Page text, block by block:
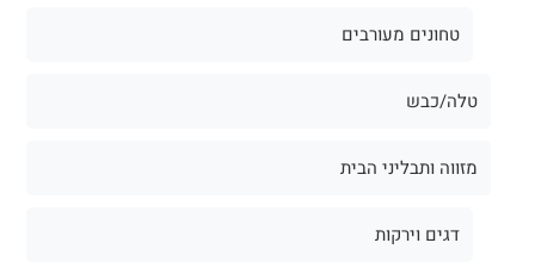
טחונים מעורבים
טלה/כבש
מזווה ותבליני הבית
דגים וירקות